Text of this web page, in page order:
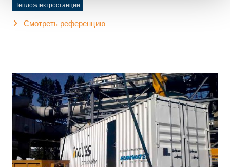
Теплоэлектростанции
Смотреть референцию